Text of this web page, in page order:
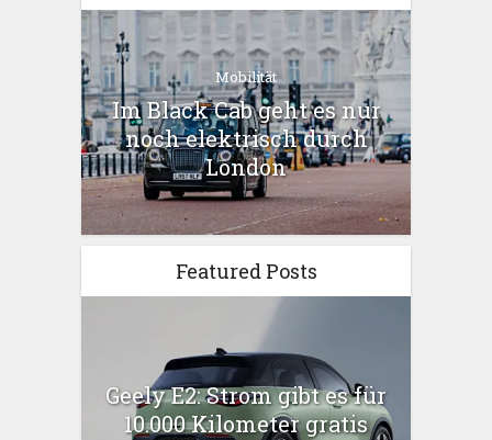
Mobilität
Im Black Cab geht es nur
noch elektrisch durch
London
Featured Posts
Geely E2: Strom gibt es für
10.000 Kilometer gratis